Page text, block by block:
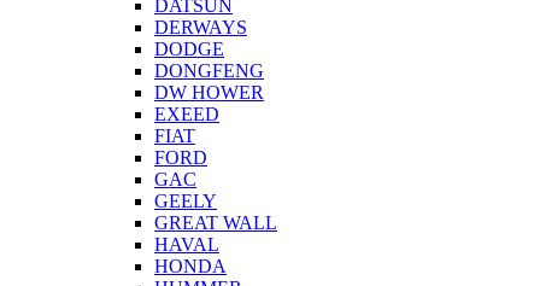
DATSUN
DERWAYS
DODGE
DONGFENG
DW HOWER
EXEED
FIAT
FORD
GAC
GEELY
GREAT WALL
HAVAL
HONDA